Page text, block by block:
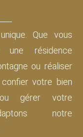
Que vous
résidence
ou réaliser
votre bien
gérer votre
notre